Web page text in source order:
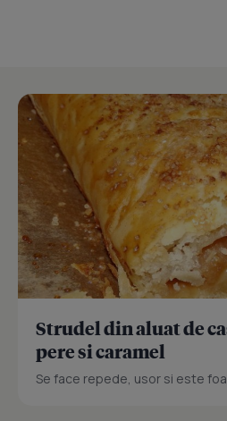
Strudel din aluat de
pere si caramel
Se face repede, usor si este